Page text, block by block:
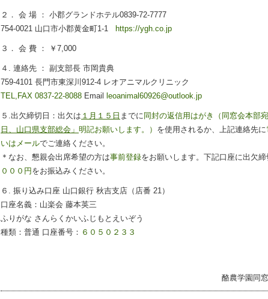
２． 会 場 ： 小郡グランドホテル0839-72-7777
754-0021 山口市小郡黄金町1-1
https://ygh.co.jp
３． 会 費 ： ￥7,000
４. 連絡先 ： 副支部長 市岡貴典
759-4101 長門市東深川912-4 レオアニマルクリニック
TEL,FAX 0837-22-8088 Email leoanimal60926@outlook.jp
５.出欠締切日：出欠は １月１５日 までに 同封の返信用はがき（同窓会本部
日、山口県支部総会」 明記お願いします。） を使用されるか、上記連絡先に
いはメールでご連絡ください。
＊なお、懇親会出席希望の方は事前登録をお願いします。下記口座に出欠
０００円 をお振込みください。
６. 振り込み口座 山口銀行 秋吉支店（店番 21）
口座名義：山楽会 藤本英三
ふりがな さんらくかいふじもとえいぞう
種類：普通 口座番号： ６０５０２３３
酪農学園同